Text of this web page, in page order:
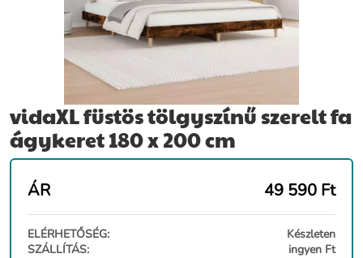
vidaXL füstös tölgyszínű szerelt fa
ágykeret 180 x 200 cm
ÁR 49 590 Ft
ELÉRHETŐSÉG:
Készleten
SZÁLLÍTÁS:
ingyen Ft